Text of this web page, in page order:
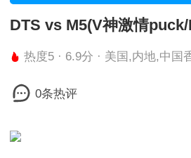
热度5 · 6.9分 · 美国,内地,中国
0条热评